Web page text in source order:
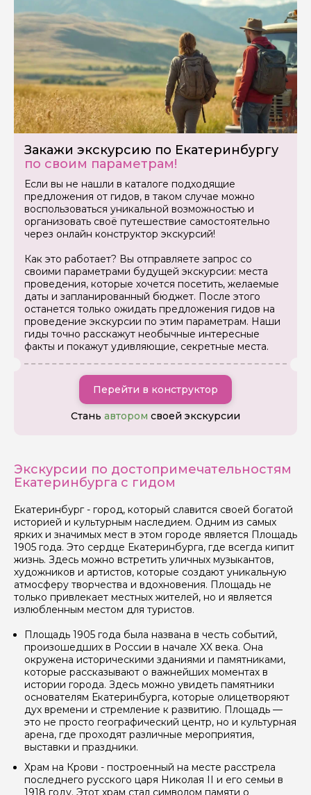
Закажи экскурсию по Екатеринбургу
по своим параметрам!
Если вы не нашли в каталоге подходящие
предложения от гидов, в таком случае можно
воспользоваться уникальной возможностью и
организовать своё путешествие самостоятельно
через онлайн конструктор экскурсий!
Как это работает? Вы отправляете запрос со
своими параметрами будущей экскурсии: места
проведения, которые хочется посетить, желаемые
даты и запланированный бюджет. После этого
останется только ожидать предложения гидов на
проведение экскурсии по этим параметрам. Наши
гиды точно расскажут необычные интересные
факты и покажут удивляющие, секретные места.
Перейти в конструктор
Стань автором своей экскурсии
Экскурсии по достопримечательностям
Екатеринбурга с гидом
Екатеринбург - город, который славится своей богатой
историей и культурным наследием. Одним из самых
ярких и значимых мест в этом городе является Площадь
1905 года. Это сердце Екатеринбурга, где всегда кипит
жизнь. Здесь можно встретить уличных музыкантов,
художников и артистов, которые создают уникальную
атмосферу творчества и вдохновения. Площадь не
только привлекает местных жителей, но и является
излюбленным местом для туристов.
Площадь 1905 года была названа в честь событий,
произошедших в России в начале XX века. Она
окружена историческими зданиями и памятниками,
которые рассказывают о важнейших моментах в
истории города. Здесь можно увидеть памятники
основателям Екатеринбурга, которые олицетворяют
дух времени и стремление к развитию. Площадь —
это не просто географический центр, но и культурная
арена, где проходят различные мероприятия,
выставки и праздники.
Храм на Крови - построенный на месте расстрела
последнего русского царя Николая II и его семьи в
1918 году. Этот храм стал символом памяти о
Задайте свой вопрос гиду
Как вас зовут
Ваша электронная почта
Ваш номер телефона
Вопросы и комментарии
Если у вас есть интересующие вопросы, можете их
Я даю своё согласие на обработку персональных
данных
Отправить